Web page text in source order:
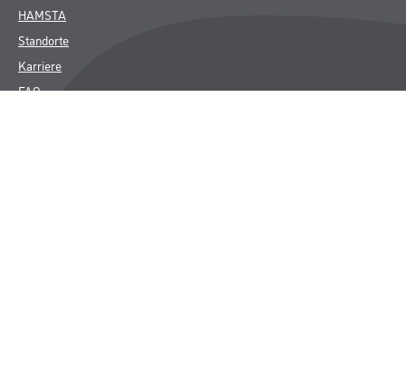
HAMSTA
Standorte
Karriere
FAQ